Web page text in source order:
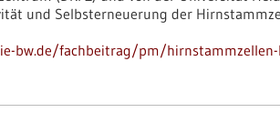
und Selbsterneuerung der
bw.de/fachbeitrag/pm/hirnstammzellen-